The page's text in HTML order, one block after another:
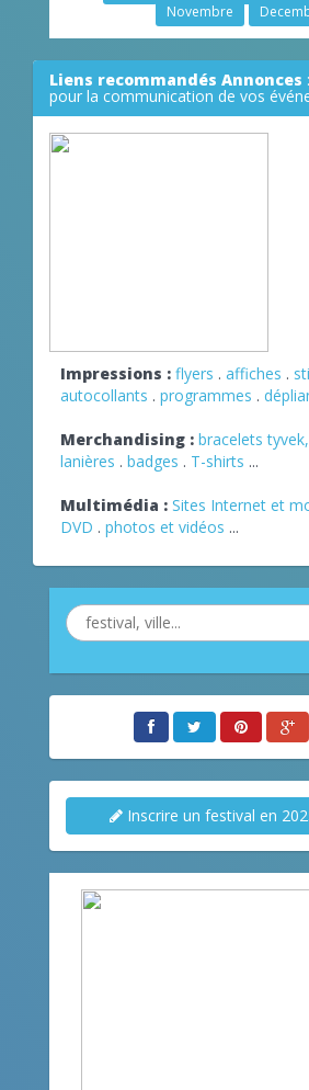
Novembre
Liens recommandés Annonces
pour la communication de vos
Impressions : flyers . affiches .
autocollants . programmes .
Merchandising : bracelets
lanières . badges . T-shirts ...
Multimédia : Sites Internet et
DVD . photos et vidéos ...
Inscrire un festival en